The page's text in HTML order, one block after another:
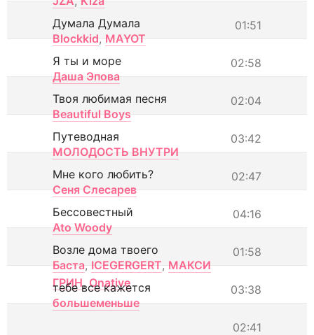
01:51
Думала Думала
Blockkid, MAYOT
02:58
Я ты и море
Даша Эпова
02:04
Твоя любимая песня
Beautiful Boys
03:42
Путеводная
МОЛОДОСТЬ ВНУТРИ
02:47
Мне кого любить?
Сеня Слесарев
04:16
Бессовестный
Ato Woody
01:58
Возле дома твоего
Баста, ICEGERGERT, МАКСИ
ГРИН, Onative 03:38
тебе все кажется
большеменьше
02:41